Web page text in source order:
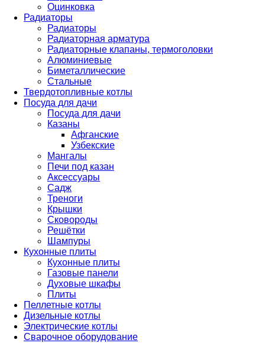
Оцинковка
Радиаторы
Радиаторы
Радиаторная арматура
Радиаторные клапаны, термоголовки
Алюминиевые
Биметаллические
Стальные
Твердотопливные котлы
Посуда для дачи
Посуда для дачи
Казаны
Афганские
Узбекские
Мангалы
Печи под казан
Аксессуары
Садж
Треноги
Крышки
Сковороды
Решётки
Шампуры
Кухонные плиты
Кухонные плиты
Газовые панели
Духовые шкафы
Плиты
Пеллетные котлы
Дизельные котлы
Электрические котлы
Сварочное оборудование